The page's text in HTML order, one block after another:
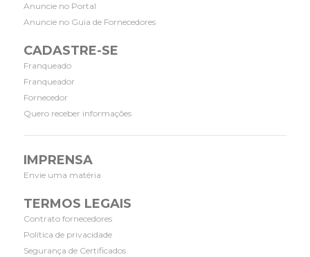
Anuncie no Portal
Anuncie no Guia de Fornecedores
CADASTRE-SE
Franqueado
Franqueador
Fornecedor
Quero receber informações
IMPRENSA
Envie uma matéria
TERMOS LEGAIS
Contrato fornecedores
Política de privacidade
Segurança de Certificados